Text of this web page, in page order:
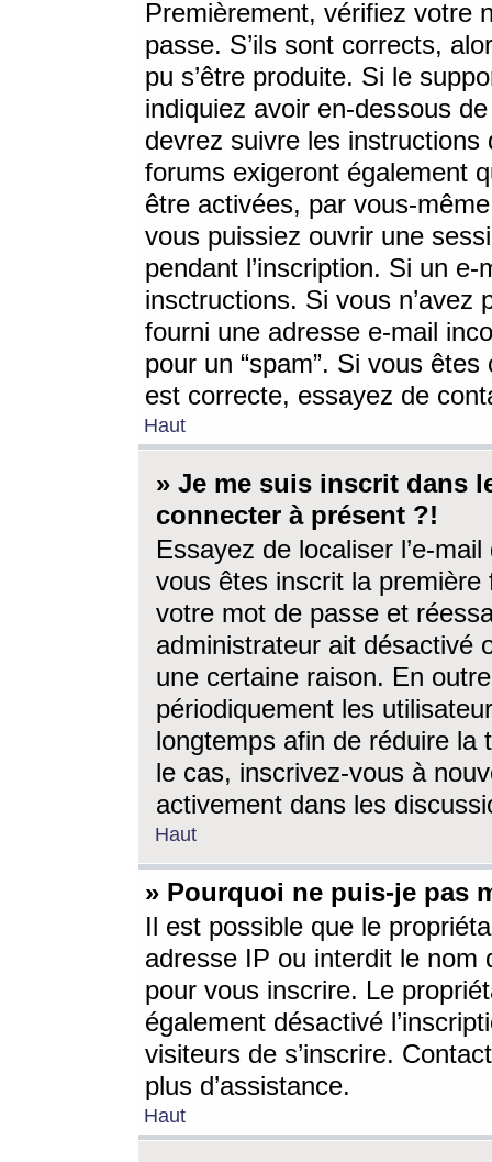
Premièrement, vérifiez votre
passe. S’ils sont corrects,
pu s’être produite. Si le
indiquiez avoir en-dessous
devrez suivre les
forums exigeront également
être activées, par vous-
vous puissiez ouvrir une
pendant l’inscription. Si un
insctructions. Si vous n’avez
fourni une adresse e-mail
pour un “spam”. Si vous
est correcte, essayez de
Haut
» Je me suis inscrit dans
connecter à présent ?!
Essayez de localiser l’e-
vous êtes inscrit la première
votre mot de passe et
administrateur ait désactivé
une certaine raison. En
périodiquement les
longtemps afin de réduire la
le cas, inscrivez-vous à
activement dans les
Haut
» Pourquoi ne puis-je pas
Il est possible que le
adresse IP ou interdit le nom
pour vous inscrire. Le
également désactivé
visiteurs de s’inscrire.
plus d’assistance.
Haut